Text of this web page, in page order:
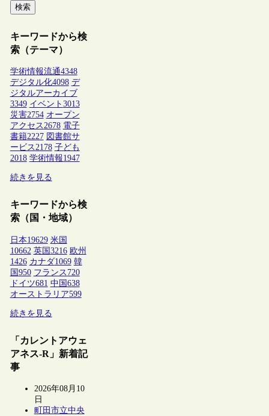
検索
キーワードから検
索（テーマ）
学術情報流通4348
デジタル化4098 デ
ジタルアーカイブ
3349 イベント 3013
災害2754 オープン
アクセス 2678 電子
書籍2227 図書館サ
ービス 2178 子ども
2018 学術情報1947
続きを見る
キーワードから検
索（国・地域）
日本19629 米国
10662 英国3216 欧州
1426 カナダ1069 韓
国950 フランス 720
ドイツ681 中国638
オーストラリア599
続きを見る
「カレントアウェ
アネス-R」新着記
事
2026年08月10
日
町田市立中央